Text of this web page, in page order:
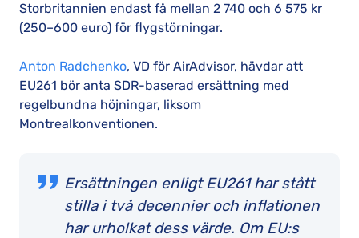
Storbritannien endast få mellan 2 740 och 6 575 kr
(250–600 euro) för flygstörningar.
Anton Radchenko, VD för AirAdvisor, hävdar att
EU261 bör anta SDR-baserad ersättning med
regelbundna höjningar, liksom
Montrealkonventionen.
Ersättningen enligt EU261 har stått
stilla i två decennier och inflationen
har urholkat dess värde. Om EU:s